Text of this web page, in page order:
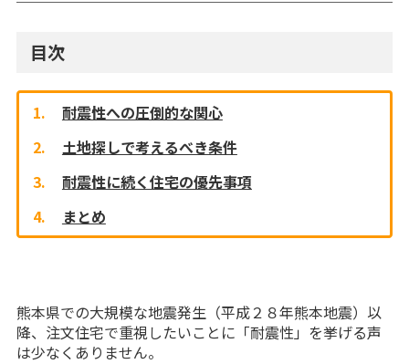
目次
耐震性への圧倒的な関心
土地探しで考えるべき条件
耐震性に続く住宅の優先事項
まとめ
熊本県での大規模な地震発生（平成２８年熊本地震）以
降、注文住宅で重視したいことに「耐震性」を挙げる声
は少なくありません。